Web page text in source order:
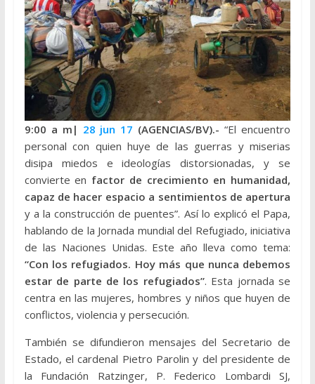
9:00 a m| 28 jun 17 (AGENCIAS/BV).-“El encuentro
personal con quien huye de las guerras y miserias
disipa miedos e ideologías distorsionadas, y se
convierte en factor de crecimiento en humanidad,
capaz de hacer espacio a sentimientos de apertura
y a la construcción de puentes”. Así lo explicó el Papa,
hablando de la Jornada mundial del Refugiado, iniciativa
de las Naciones Unidas. Este año lleva como tema:
“Con los refugiados. Hoy más que nunca debemos
estar de parte de los refugiados”. Esta jornada se
centra en las mujeres, hombres y niños que huyen de
conflictos, violencia y persecución.
También se difundieron mensajes del Secretario de
Estado, el cardenal Pietro Parolin y del presidente de
la Fundación Ratzinger, P. Federico Lombardi SJ,